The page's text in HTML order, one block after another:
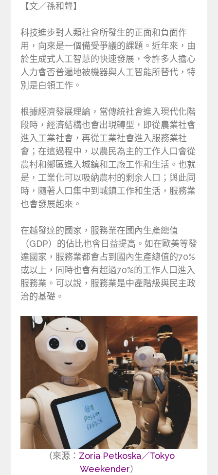
【文／孫和聲】
科技進步對人類社會所發生的正面和負面作
用，向來是一個備受爭議的課題。近年來，由
於生成式人工智慧的快速發展，令許多人擔心
人力會否普遍地被機器與人工智能所替代，特
別是白領工作。
根據經濟發展理論，當傳統社會進入現代化階
段時，經濟結構也會出現轉型，即從農業社會
進入工業社會，再從工業社會進入服務業社
會；在這過程中，以農民為主的工作人口會從
農村和鄉區進入城鎮和工廠工作和生活。也就
是，工業化可以吸納農村的剩余人口；與此同
時，隨著人口集中到城鎮工作和生活，服務業
也會發展起來。
在越發達的國家，服務業在國內生產總值
（GDP）的佔比也會日益提高。如在歐美等發
達國家，服務業都會占到國內生產總值的70%
或以上，同時也會有超過70%的工作人口進入
服務業。可以說，服務業是中產階級與民主政
治的基礎。
（來源： Zoria Petkoska／Tokyo
Weekender）